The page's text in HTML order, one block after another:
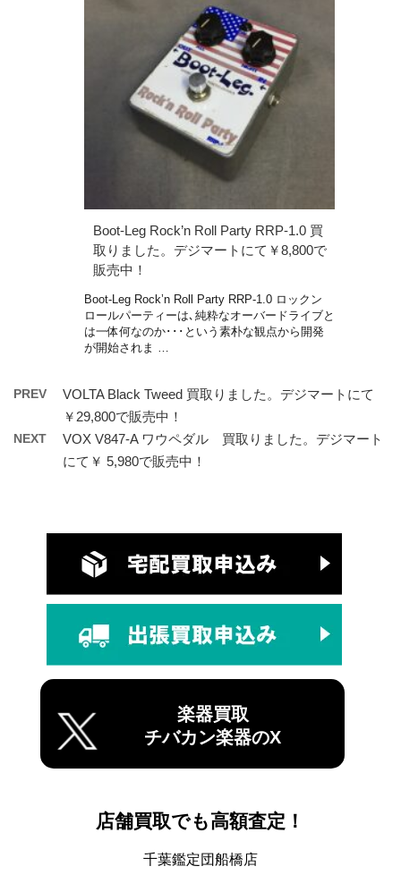
Boot-Leg Rock’n Roll Party RRP-1.0 買
取りました。デジマートにて￥8,800で
販売中！
Boot-Leg Rock’n Roll Party RRP-1.0 ロックン
ロールパーティーは､純粋なオーバードライブと
は一体何なのか･･･という素朴な観点から開発
が開始されま …
PREV
VOLTA Black Tweed 買取りました。デジマートにて
￥29,800で販売中！
NEXT
VOX V847-A ワウペダル 買取りました。デジマート
にて￥ 5,980で販売中！
楽器買取
チバカン楽器のX
店舗買取でも高額査定！
千葉鑑定団船橋店